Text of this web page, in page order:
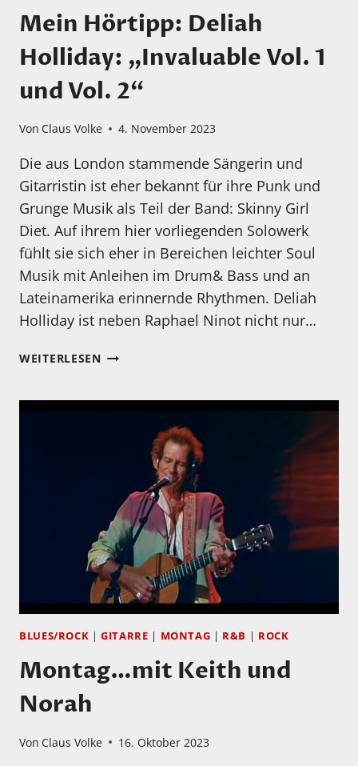
Mein Hörtipp: Deliah
Holliday: „Invaluable Vol. 1
und Vol. 2“
Von Claus Volke 4. November 2023
Die aus London stammende Sängerin und
Gitarristin ist eher bekannt für ihre Punk und
Grunge Musik als Teil der Band: Skinny Girl
Diet. Auf ihrem hier vorliegenden Solowerk
fühlt sie sich eher in Bereichen leichter Soul
Musik mit Anleihen im Drum& Bass und an
Lateinamerika erinnernde Rhythmen. Deliah
Holliday ist neben Raphael Ninot nicht nur…
WEITERLESENMEIN
HOLLIDAY:
„INVALUABLE
VOL.
2“
BLUES/ROCK |GITARRE | MONTAG | R&B | ROCK
Montag…mit Keith und
Norah
Von Claus Volke 16. Oktober 2023